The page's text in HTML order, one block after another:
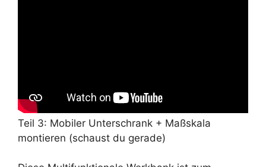
Teil 3: Mobiler Unterschrank + Maßskala
montieren (schaust du gerade)